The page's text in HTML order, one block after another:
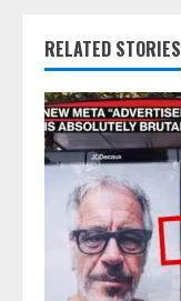
n
u
e
R
RELATED STORIES